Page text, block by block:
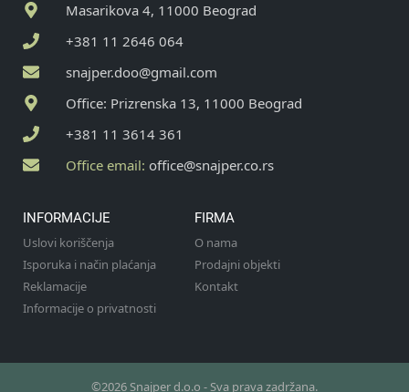
Masarikova 4, 11000 Beograd
+381 11 2646 064
snajper.doo@gmail.com
Office: Prizrenska 13, 11000 Beograd
+381 11 3614 361
Office email: office@snajper.co.rs
INFORMACIJE
Uslovi koriščenja
Isporuka i način plaćanja
Reklamacije
Informacije o privatnosti
FIRMA
O nama
Prodajni objekti
Kontakt
©2026 Snajper d.o.o - Sva prava zadržana.